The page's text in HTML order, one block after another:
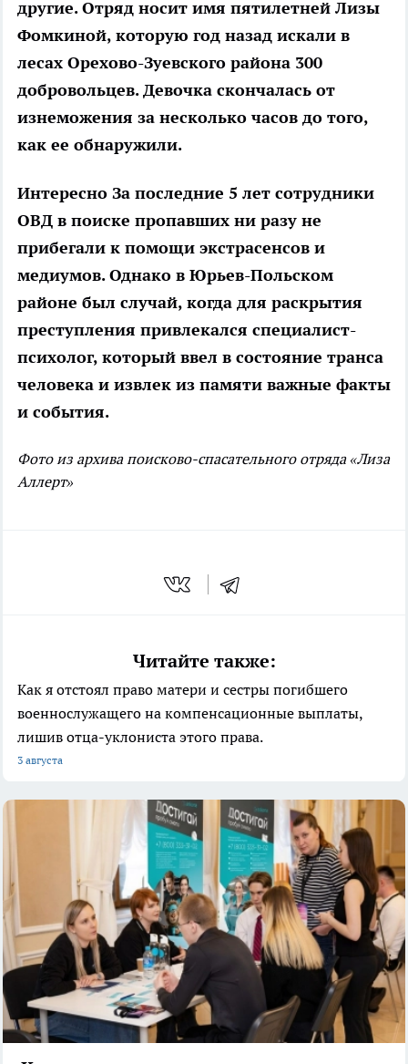
другие. Отряд носит имя пятилетней Лизы
Фомкиной, которую год назад искали в
лесах Орехово-Зуевского района 300
добровольцев. Девочка скончалась от
изнеможения за несколько часов до того,
как ее обнаружили.
Интересно За последние 5 лет сотрудники
ОВД в поиске пропавших ни разу не
прибегали к помощи экстрасенсов и
медиумов. Однако в Юрьев-Польском
районе был случай, когда для раскрытия
преступления привлекался специалист-
психолог, который ввел в состояние транса
человека и извлек из памяти важные факты
и события.
Фото из архива поисково-спасательного отряда «Лиза
Аллерт»
Читайте также:
Как я отстоял право матери и сестры погибшего
военнослужащего на компенсационные выплаты,
лишив отца-уклониста этого права.
3 августа